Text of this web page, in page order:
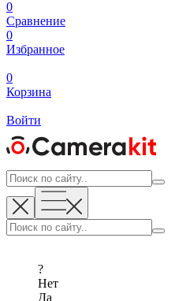
0
Сравнение
0
Избранное
0
Корзина
Войти
?
Нет
Да